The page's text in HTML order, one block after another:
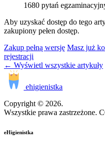
1680 pytań
Aby uzyskać dostęp do tego
zakupiony pełen dostęp.
Zakup pełną wersję Masz już
rejestracji
← Wyświetl wszystkie artykuły
ehigienistka
Copyright © 2026.
Wszystkie prawa zastrzeżone.
eHigienistka